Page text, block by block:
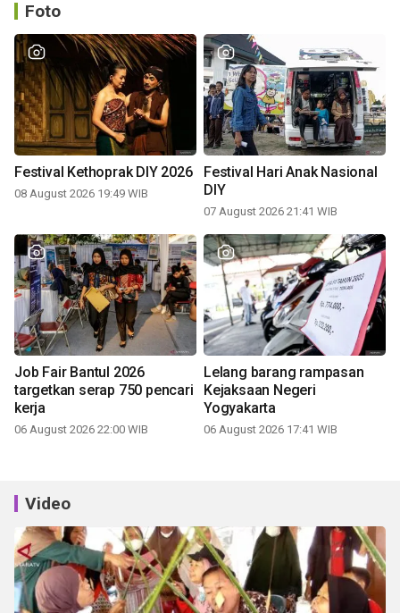
Foto
Festival Kethoprak DIY 2026
08 August 2026 19:49 WIB
Festival Hari Anak Nasional
DIY
07 August 2026 21:41 WIB
Job Fair Bantul 2026
targetkan serap 750 pencari
kerja
06 August 2026 22:00 WIB
Lelang barang rampasan
Kejaksaan Negeri
Yogyakarta
06 August 2026 17:41 WIB
Video